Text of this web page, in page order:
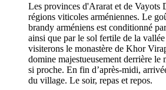
Les provinces d'Ararat et de Vayots
régions viticoles arméniennes. Le
brandy arméniens est conditionné
ainsi que par le sol fertile de la
visiterons le monastère de Khor
domine majestueusement derrière le
si proche. En fin d’après-midi,
du village. Le soir, repas et repos.